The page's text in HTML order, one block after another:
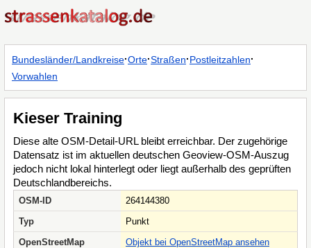
Bundesländer/Landkreise·Orte·Straßen·Postleitzahlen·
Vorwahlen
Kieser Training
Diese alte OSM-Detail-URL bleibt erreichbar. Der zugehörige
Datensatz ist im aktuellen deutschen Geoview-OSM-Auszug
jedoch nicht lokal hinterlegt oder liegt außerhalb des geprüften
Deutschlandbereichs.
OSM-ID
264144380
Typ
Punkt
OpenStreetMap
Objekt bei OpenStreetMap ansehen